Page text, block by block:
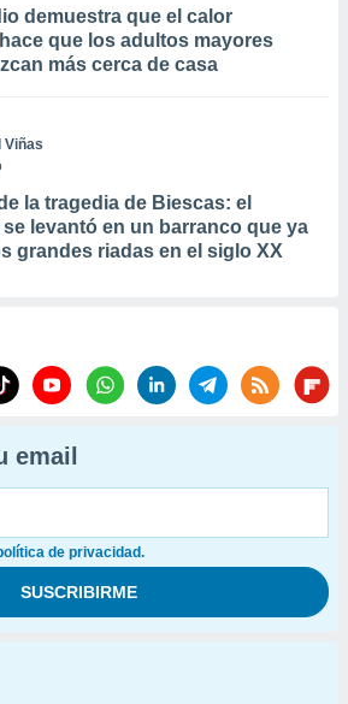
demuestra que el calor
que los adultos mayores
más cerca de casa
Viñas
la tragedia de Biescas: el
levantó en un barranco que ya
grandes riadas en el siglo XX
email
de privacidad.